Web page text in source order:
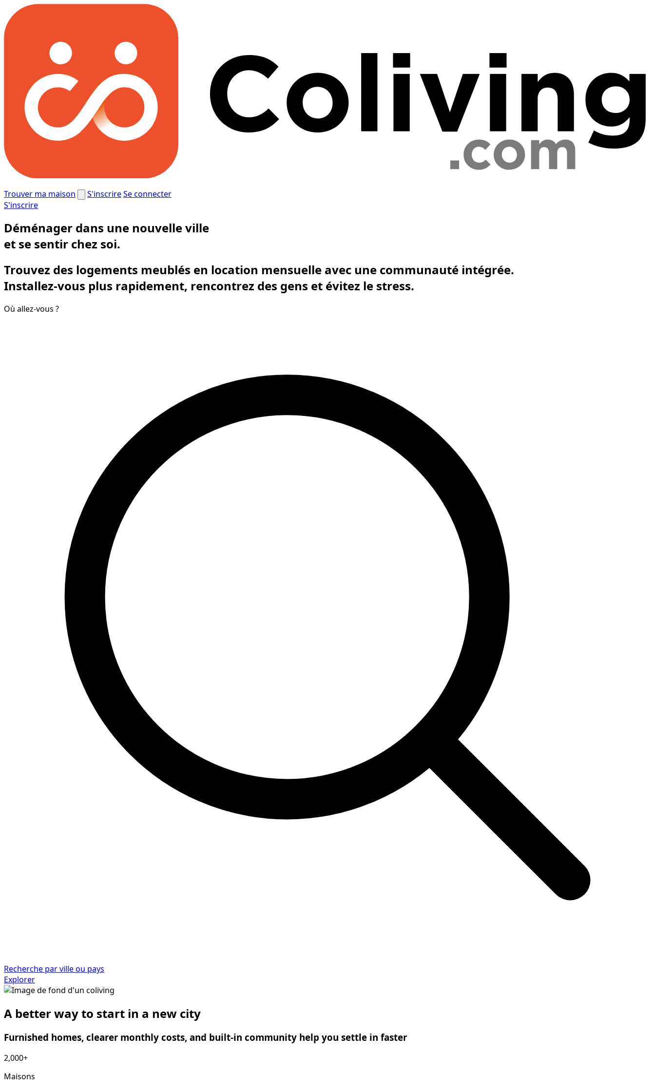
Trouver ma maison S'inscrireSe connecter
S'inscrire
Déménager dans une nouvelle ville
et se sentir chez soi.
Trouvez des logements meublés en location mensuelle avec une communauté intégrée.
Installez-vous plus rapidement, rencontrez des gens et évitez le stress.
Où allez-vous ?
Recherche par ville ou pays
Explorer
A better way to start in a new city
Furnished homes, clearer monthly costs, and built-in community help you settle in faster
2,000+
Maisons